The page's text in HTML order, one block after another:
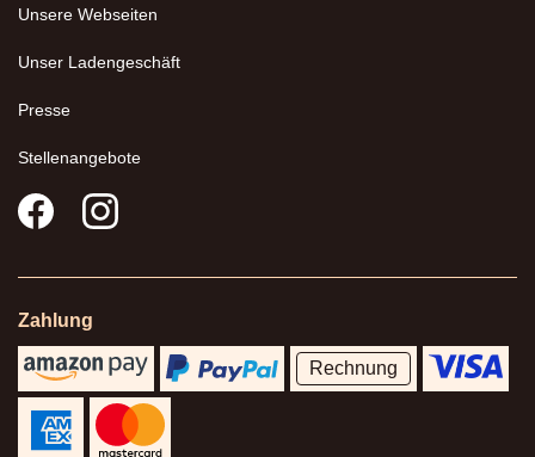
Unsere Webseiten
Unser Ladengeschäft
Presse
Stellenangebote
Zahlung
Rechnung